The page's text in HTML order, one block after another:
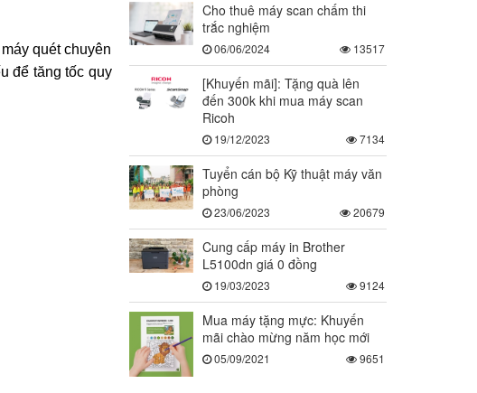
quét chuyên
để tăng tốc quy
Cho thuê máy scan chấm thi
trắc nghiệm
06/06/2024 13517
[Khuyến mãi]: Tặng quà lên
đến 300k khi mua máy scan
Ricoh
19/12/2023 7134
Tuyển cán bộ Kỹ thuật máy văn
phòng
23/06/2023 20679
Cung cấp máy in Brother
L5100dn giá 0 đồng
19/03/2023 9124
Mua máy tặng mực: Khuyến
mãi chào mừng năm học mới
05/09/2021 9651